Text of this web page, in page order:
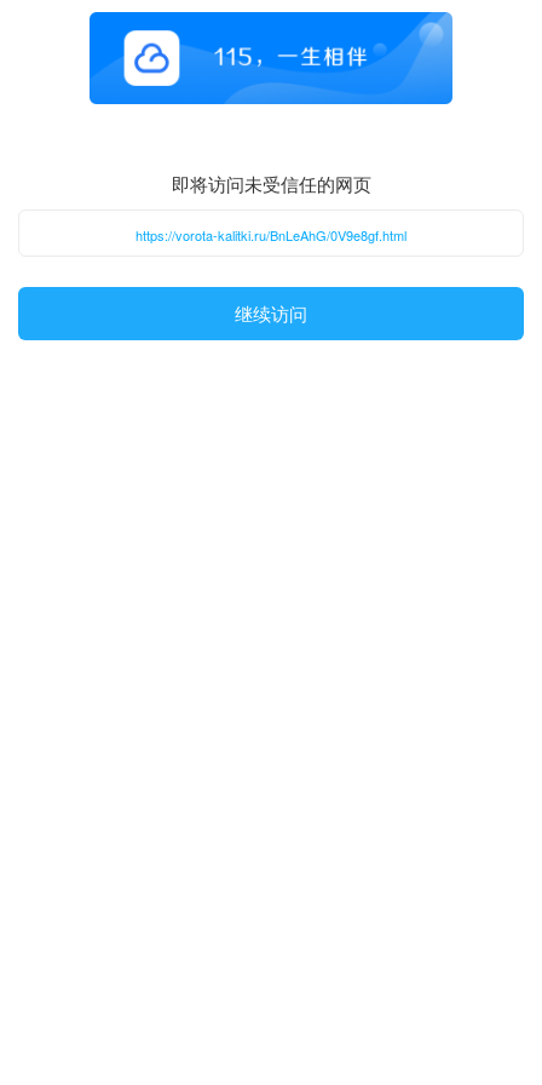
即将访问未受信任的网页
https://vorota-kalitki.ru/BnLeAhG/0V9e8gf.html
继续访问